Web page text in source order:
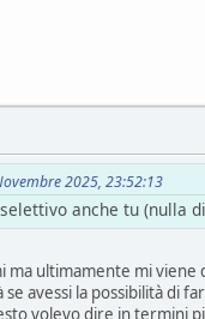
2025, 23:52:13
anche tu (nulla
ma ultimamente mi
avessi la possibilità di
volevo dire in termini